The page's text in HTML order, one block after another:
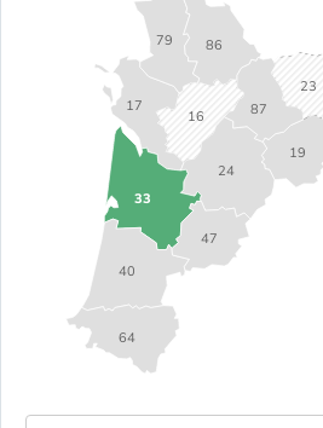
16
17
19
23
24
33
40
47
64
79 86
87